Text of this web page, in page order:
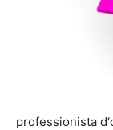
professionista